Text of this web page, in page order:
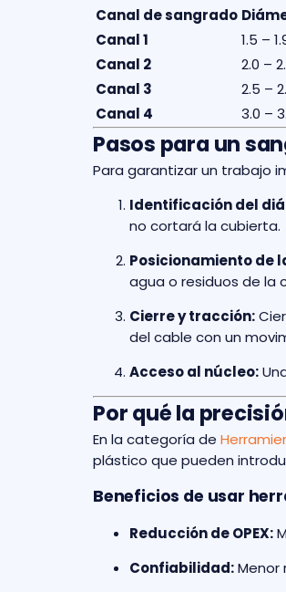
Canal de sangrado
Canal 1
1.5 –
Canal 2
2.0 –
Canal 3
2.5 –
Canal 4
3.0 –
Pasos para un
Para garantizar un trabajo
Identificación del
no cortará la cubierta.
Posicionamiento de
agua o residuos de la
Cierre y tracción:
del cable con un
Acceso al núcleo:
Por qué la
En la categoría de
plástico que pueden
Beneficios de usar
Reducción de OPEX:
Confiabilidad:Menor